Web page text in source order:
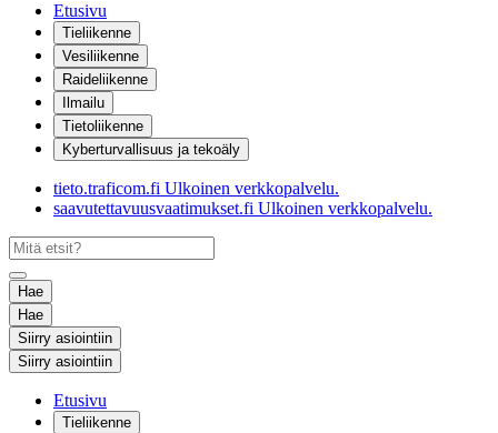
Etusivu
Tieliikenne
Vesiliikenne
Raideliikenne
Ilmailu
Tietoliikenne
Kyberturvallisuus ja tekoäly
tieto.traficom.fi Ulkoinen verkkopalvelu.
saavutettavuusvaatimukset.fi Ulkoinen verkkopalvelu.
Hae
Hae
Siirry asiointiin
Siirry asiointiin
Etusivu
Tieliikenne